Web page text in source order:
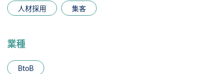
人材採用
集客
業種
BtoB